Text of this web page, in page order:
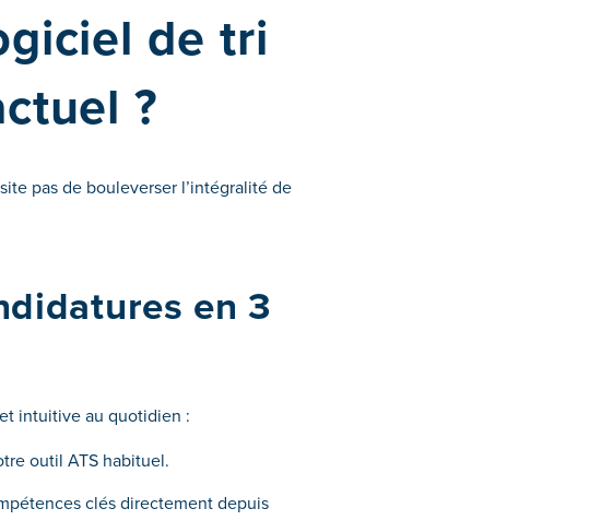
de tri
?
pas de bouleverser l’intégralité de
en 3
intuitive au quotidien :
outil ATS habituel.
clés directement depuis